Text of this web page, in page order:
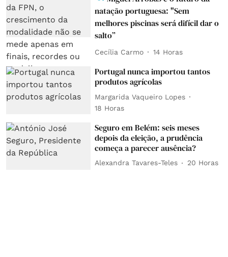
natação portuguesa: "Sem
melhores piscinas será difícil dar o
salto”
Cecília Carmo 14 Horas
Portugal nunca importou tantos
produtos agrícolas
Margarida Vaqueiro Lopes
18 Horas
Seguro em Belém: seis meses
depois da eleição, a prudência
começa a parecer ausência?
Alexandra Tavares-Teles 20 Horas